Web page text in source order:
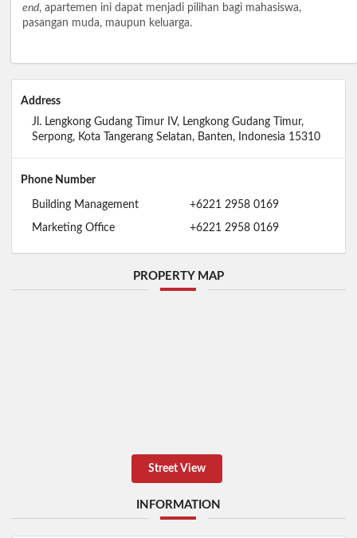
end, apartemen ini dapat menjadi pilihan bagi mahasiswa,
pasangan muda, maupun keluarga.
Address
Jl. Lengkong Gudang Timur IV, Lengkong Gudang Timur,
Serpong, Kota Tangerang Selatan, Banten, Indonesia 15310
Phone Number
Building Management +6221 2958 0169
Marketing Office +6221 2958 0169
PROPERTY MAP
Street View
INFORMATION